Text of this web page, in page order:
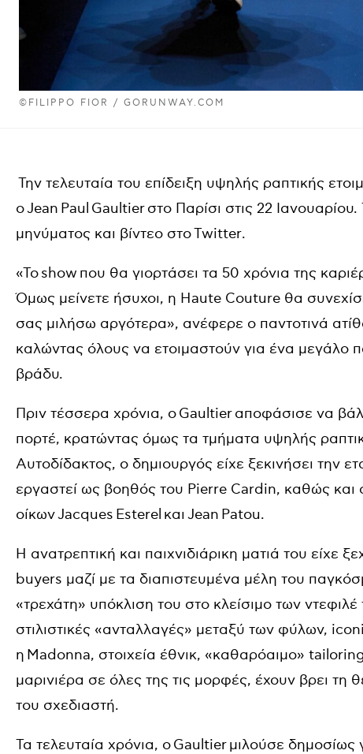
©FILIPPO FIOR / GORUNWAY.COM
Την τελευταία του επίδειξη υψηλής ραπτικής
οJean Paul Gaultierστο Παρίσι στις 22
μηνύματος και βίντεο στοTwitter.
«Τοshow που θα γιορτάσει τα 50 χρόνια της
Όμως μείνετε ήσυχοι, η Haute Couture θα
σας μιλήσω αργότερα», ανέφερε ο παντοτινά
καλώντας όλους να ετοιμαστούν για ένα μεγάλο
βράδυ.
Πριν τέσσερα χρόνια, οGaultierαποφάσισε να
πορτέ, κρατώντας όμως τα τμήματα υψηλής
Αυτοδίδακτος, ο δημιουργός είχε ξεκινήσει την
εργαστεί ως βοηθός του Pierre Cardin, καθώς και
οίκωνJacques Esterel και Jean Patou.
Η ανατρεπτική και παιχνιδιάρικη ματιά του είχε
buyers μαζί με τα διαπιστευμένα μέλη του
«τρεχάτη» υπόκλιση του στο κλείσιμο των
στιλιστικές «ανταλλαγές» μεταξύ των φύλων,
η Madonna, στοιχεία έθνικ, «καθαρόαιμο»
μαρινιέρα σε όλες της τις μορφές, έχουν βρει τη
του σχεδιαστή.
Τα τελευταία χρόνια, οGaultierμιλούσε δημοσίως